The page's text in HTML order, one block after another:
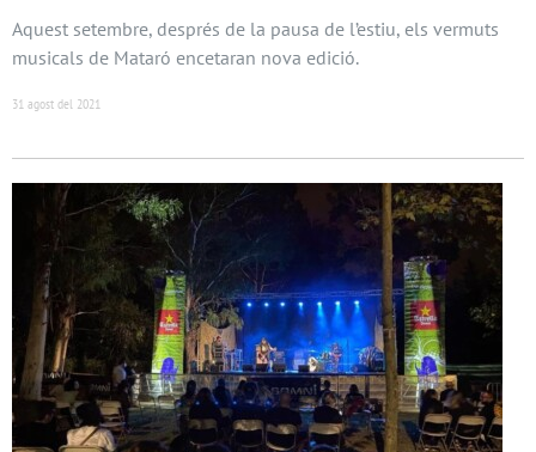
Aquest setembre, després de la pausa de l’estiu, els vermuts
musicals de Mataró encetaran nova edició.
31 agost del 2021